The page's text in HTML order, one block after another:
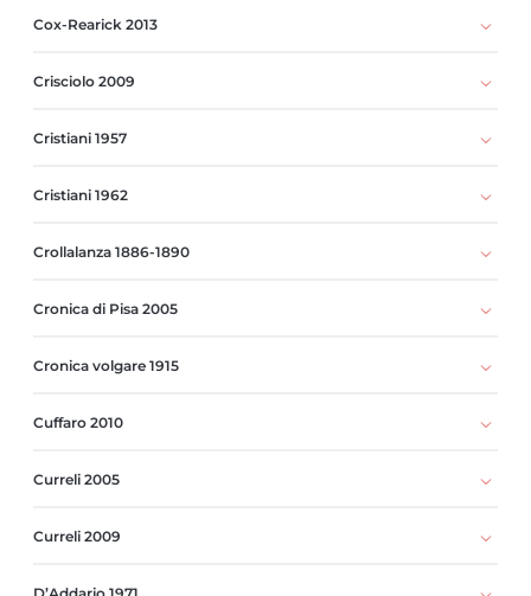
Cox-Rearick 2013
Crisciolo 2009
Cristiani 1957
Cristiani 1962
Crollalanza 1886-1890
Cronica di Pisa 2005
Cronica volgare 1915
Cuffaro 2010
Curreli 2005
Curreli 2009